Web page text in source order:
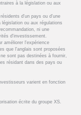
à la législation ou aux
d'un pays ou d'une
ou aux régulations
ni une
d'investissement.
améliorer l'expérience
que l'anglais sont proposées
sont pas destinées à fournir,
résidant dans des pays ou
varient en fonction
écrite du groupe XS.